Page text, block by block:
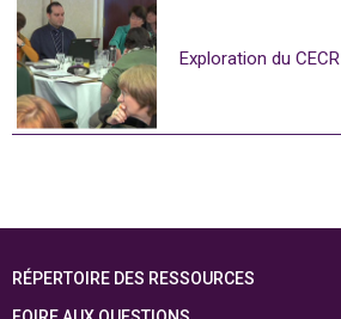
Exploration du CECR
RÉPERTOIRE DES RESSOURCES